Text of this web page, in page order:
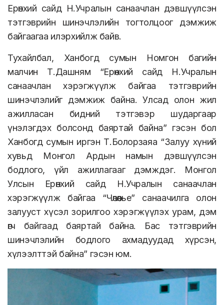
Ерөнхий сайд Н.Учралын санаачлан дэвшүүлсэн
тэтгэврийн шинэчлэлийн тогтолцоог дэмжиж
байгаагаа илэрхийлж байв.
Тухайлбал, Ханбогд сумын Номгон багийн
малчин Т.Дашням “Ерөнхий сайд Н.Учралын
санаачлан хэрэгжүүлж байгаа тэтгэврийн
шинэчлэлийг дэмжиж байна. Улсад олон жил
ажилласан бидний тэтгэвэр шударгаар
үнэлэгдэх болсонд баяртай байна” гэсэн бол
Ханбогд сумын иргэн Т.Болорзаяа “Залуу хүний
хувьд Монгол Ардын намын дэвшүүлсэн
бодлого, үйл ажиллагааг дэмждэг. Монгол
Улсын Ерөнхий сайд Н.Учралын санаачлан
хэрэгжүүлж байгаа “Чөлөөлье” санаачилга олон
залууст хүсэл зорилгоо хэрэгжүүлэх урам, дэм
өгч байгаад баяртай байна. Бас тэтгэврийн
шинэчлэлийн бодлого ахмадуудад хүрсэн,
хүлээлттэй байна” гэсэн юм.